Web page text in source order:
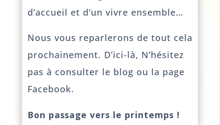
d’accueil et d’un vivre ensemble…
Nous vous reparlerons de tout cela
prochainement. D’ici-là, N’hésitez
pas à consulter le blog ou la page
Facebook.
Bon passage vers le printemps !